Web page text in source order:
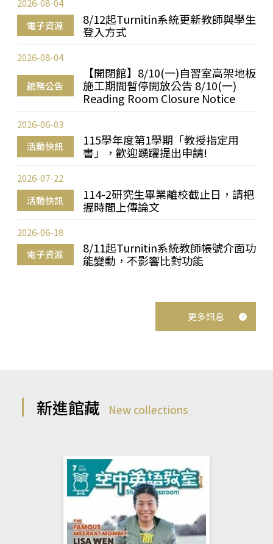
電子資源
8/12起Turnitin系統更新教師與學生
登入方式
2026-08-04
館務公告
【開閉館】8/10(一)自習室高架地板
施工期間暫停開放公告 8/10(一)
Reading Room Closure Notice
2026-08-04
活動快訊
115學年度第1學期「教授指定用
書」，歡迎踴躍提出申請!
2026-06-03
活動快訊
114-2研究生畢業離校截止日，請把
握時間上傳論文
2026-07-22
電子資源
8/11起Turnitin系統教師帳號介面功
能變動，不影響比對功能
2026-06-18
更多訊息
新進館藏 New collections